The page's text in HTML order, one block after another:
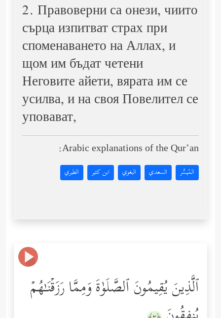
2. Правоверни са онези, чиито
сърца изпитват страх при
споменаването на Аллах, и
щом им бъдат четени
Неговите айети, вярата им се
усилва, и на своя Повелител се
уповават,
Arabic explanations of the Qur’an:
المُيسَّر السعدي البغوي ابن كثير الطبري
ٱلَّذِینَ یُقِیمُونَ ٱلصَّلَوٰةَ وَمِمَّا رَزَقۡنَـٰهُمۡ